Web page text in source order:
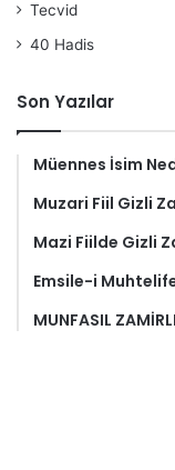
Tecvid
40 Hadis
Son Yazılar
Müennes İsim
Muzari Fiil Gizli
Mazi Fiilde Gizli
Emsile-i
MUNFASIL